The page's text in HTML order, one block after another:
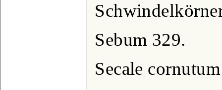
Sebum 329.
Secale